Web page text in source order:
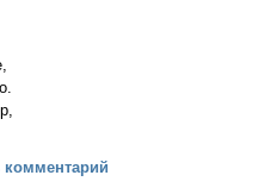
мороза просторы
комментарий